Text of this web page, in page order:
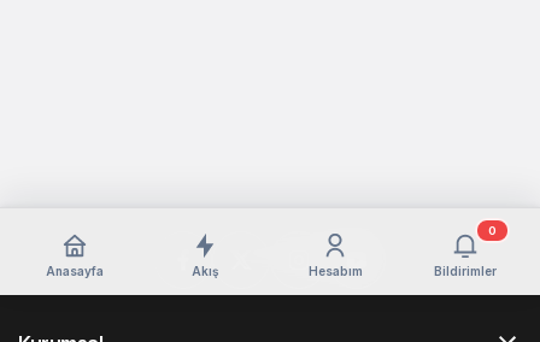
Anasayfa Akış Hesabım Bildirimler
0